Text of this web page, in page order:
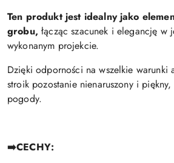
Ten produkt jest idealny jako
grobu,łącząc szacunek i elegancję w
wykonanym projekcie.
Dzięki odporności na wszelkie warunki
stroik pozostanie nienaruszony i
pogody.
➡️CECHY: